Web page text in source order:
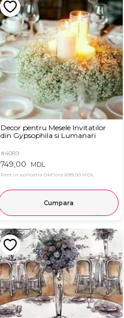
Decor pentru Mesele Invitatilor
din Gypsophila si Lumanari
#4089
749,00 MDL
Pret in aplicatia OkFlora 699,00 MDL
Cumpara